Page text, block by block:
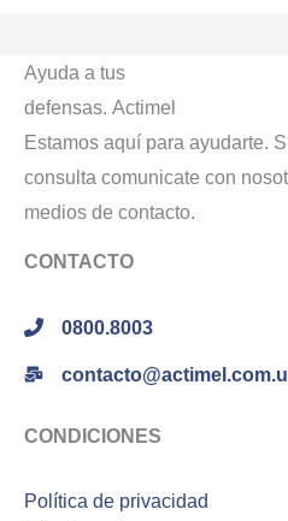
Ayuda a tus
defensas. Actimel
Estamos aquí para ayudarte.
consulta comunicate con
medios de contacto.
CONTACTO
0800.8003
CONDICIONES
Política de privacidad